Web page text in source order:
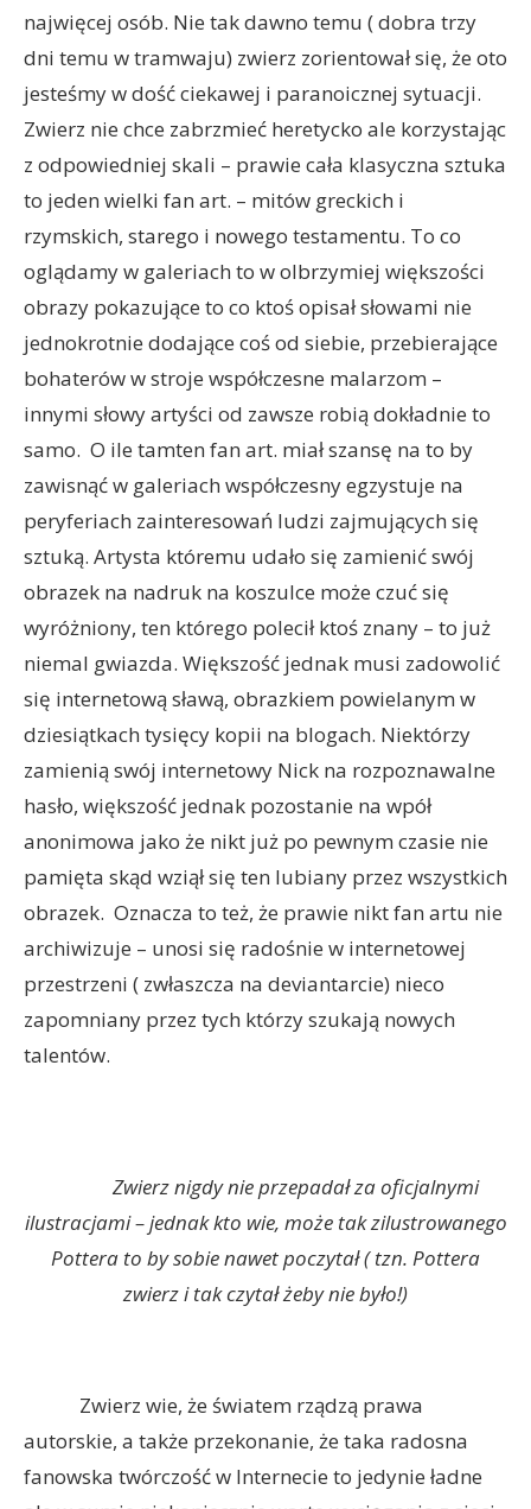
najwięcej osób. Nie tak dawno temu ( dobra trzy
dni temu w tramwaju) zwierz zorientował się, że oto
jesteśmy w dość ciekawej i paranoicznej sytuacji.
Zwierz nie chce zabrzmieć heretycko ale korzystając
z odpowiedniej skali – prawie cała klasyczna sztuka
to jeden wielki fan art. – mitów greckich i
rzymskich, starego i nowego testamentu. To co
oglądamy w galeriach to w olbrzymiej większości
obrazy pokazujące to co ktoś opisał słowami nie
jednokrotnie dodające coś od siebie, przebierające
bohaterów w stroje współczesne malarzom –
innymi słowy artyści od zawsze robią dokładnie to
samo. O ile tamten fan art. miał szansę na to by
zawisnąć w galeriach współczesny egzystuje na
peryferiach zainteresowań ludzi zajmujących się
sztuką. Artysta któremu udało się zamienić swój
obrazek na nadruk na koszulce może czuć się
wyróżniony, ten którego polecił ktoś znany – to już
niemal gwiazda. Większość jednak musi zadowolić
się internetową sławą, obrazkiem powielanym w
dziesiątkach tysięcy kopii na blogach. Niektórzy
zamienią swój internetowy Nick na rozpoznawalne
hasło, większość jednak pozostanie na wpół
anonimowa jako że nikt już po pewnym czasie nie
pamięta skąd wziął się ten lubiany przez wszystkich
obrazek. Oznacza to też, że prawie nikt fan artu nie
archiwizuje – unosi się radośnie w internetowej
przestrzeni ( zwłaszcza na deviantarcie) nieco
zapomniany przez tych którzy szukają nowych
talentów.
Zwierz nigdy nie przepadał za oficjalnymi
ilustracjami – jednak kto wie, może tak zilustrowanego
Pottera to by sobie nawet poczytał ( tzn. Pottera
zwierz i tak czytał żeby nie było!)
Zwierz wie, że światem rządzą prawa
autorskie, a także przekonanie, że taka radosna
fanowska twórczość w Internecie to jedynie ładne